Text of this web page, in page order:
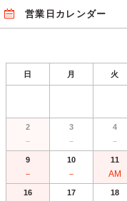
営業日カレンダー
日 月 火
2
－
3
－
4
－
9
－
10
－
11
AM
16 17 18